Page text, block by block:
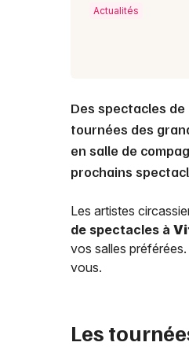
Actualités
Des spectacles de
tournées des
en salle de
prochains
Les artistes
de spectacles à
vos salles
vous.
Les